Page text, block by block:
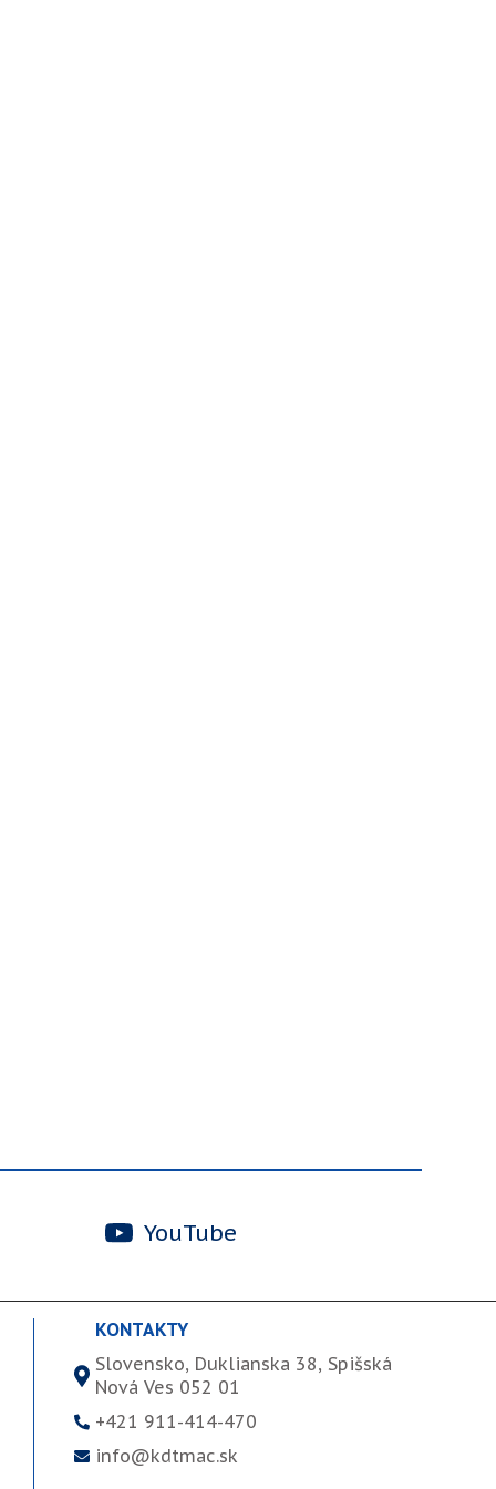
YouTube
KONTAKTY
Slovensko, Duklianska 38, Spišská
Nová Ves 052 01
+421 911-414-470
info@kdtmac.sk